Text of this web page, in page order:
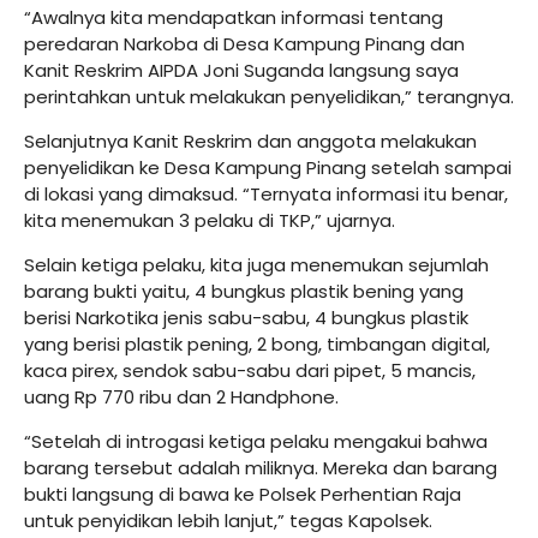
“Awalnya kita mendapatkan informasi tentang
peredaran Narkoba di Desa Kampung Pinang dan
Kanit Reskrim AIPDA Joni Suganda langsung saya
perintahkan untuk melakukan penyelidikan,” terangnya.
Selanjutnya Kanit Reskrim dan anggota melakukan
penyelidikan ke Desa Kampung Pinang setelah sampai
di lokasi yang dimaksud. “Ternyata informasi itu benar,
kita menemukan 3 pelaku di TKP,” ujarnya.
Selain ketiga pelaku, kita juga menemukan sejumlah
barang bukti yaitu, 4 bungkus plastik bening yang
berisi Narkotika jenis sabu-sabu, 4 bungkus plastik
yang berisi plastik pening, 2 bong, timbangan digital,
kaca pirex, sendok sabu-sabu dari pipet, 5 mancis,
uang Rp 770 ribu dan 2 Handphone.
“Setelah di introgasi ketiga pelaku mengakui bahwa
barang tersebut adalah miliknya. Mereka dan barang
bukti langsung di bawa ke Polsek Perhentian Raja
untuk penyidikan lebih lanjut,” tegas Kapolsek.